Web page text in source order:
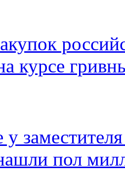
курсе
пол